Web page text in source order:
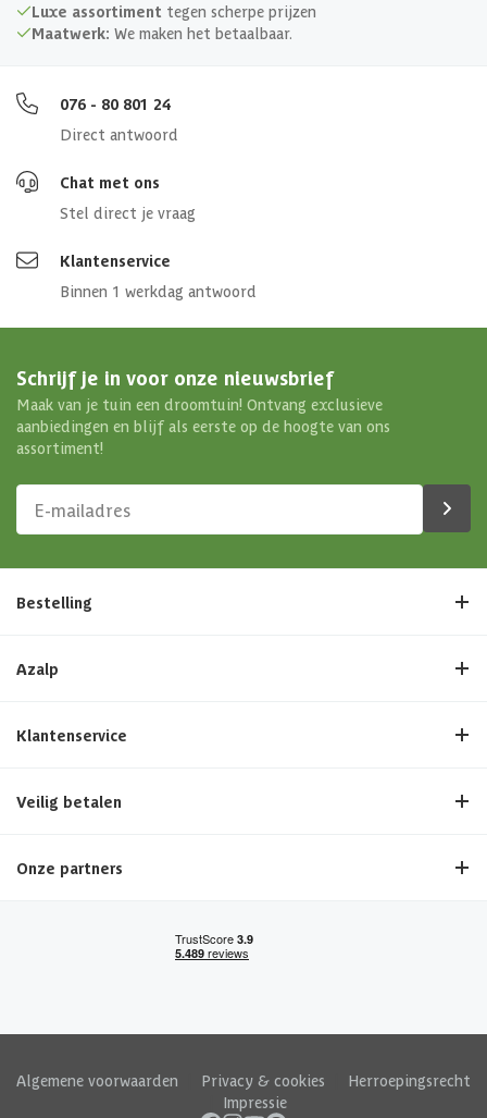
Luxe assortiment tegen scherpe prijzen
Maatwerk: We maken het betaalbaar.
076 - 80 801 24
Direct antwoord
Chat met ons
Stel direct je vraag
Klantenservice
Binnen 1 werkdag antwoord
Schrijf je in voor onze nieuwsbrief
Maak van je tuin een droomtuin! Ontvang exclusieve
aanbiedingen en blijf als eerste op de hoogte van ons
assortiment!
Bestelling
Azalp
Klantenservice
Veilig betalen
Onze partners
Algemene voorwaarden Privacy & cookies
Herroepingsrecht
Impressie